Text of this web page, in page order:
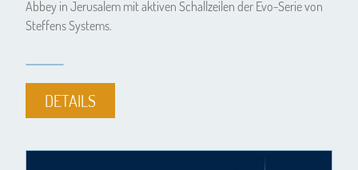
Abbey in Jerusalem mit aktiven Schallzeilen der Evo-Serie von
Steffens Systems.
DETAILS